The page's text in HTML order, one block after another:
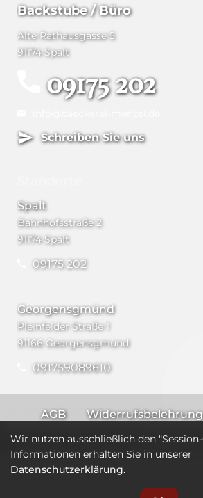
Backstube / Büro
Alte Rathausgasse 5
91174 Spalt
09175 202
Schreiben Sie uns
Spalt
Bahnhofsstraße 2
91174 Spalt
09175 202
Georgensgmünd
Pleinfelder Straße 1
91166 Georgensgmünd
091759089610
AGB Widerrufsbelehrung
Impressum
Wir nutzen ausschließlich den
Informationen erhalten Sie in unserer
Datenschutzerklärung.